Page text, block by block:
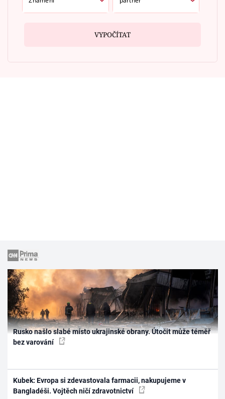
VYPOČÍTAT
Rusko našlo slabé místo ukrajinské obrany. Útočit může téměř
bez varování
Kubek: Evropa si zdevastovala farmacii, nakupujeme v
Bangladéši. Vojtěch ničí zdravotnictví